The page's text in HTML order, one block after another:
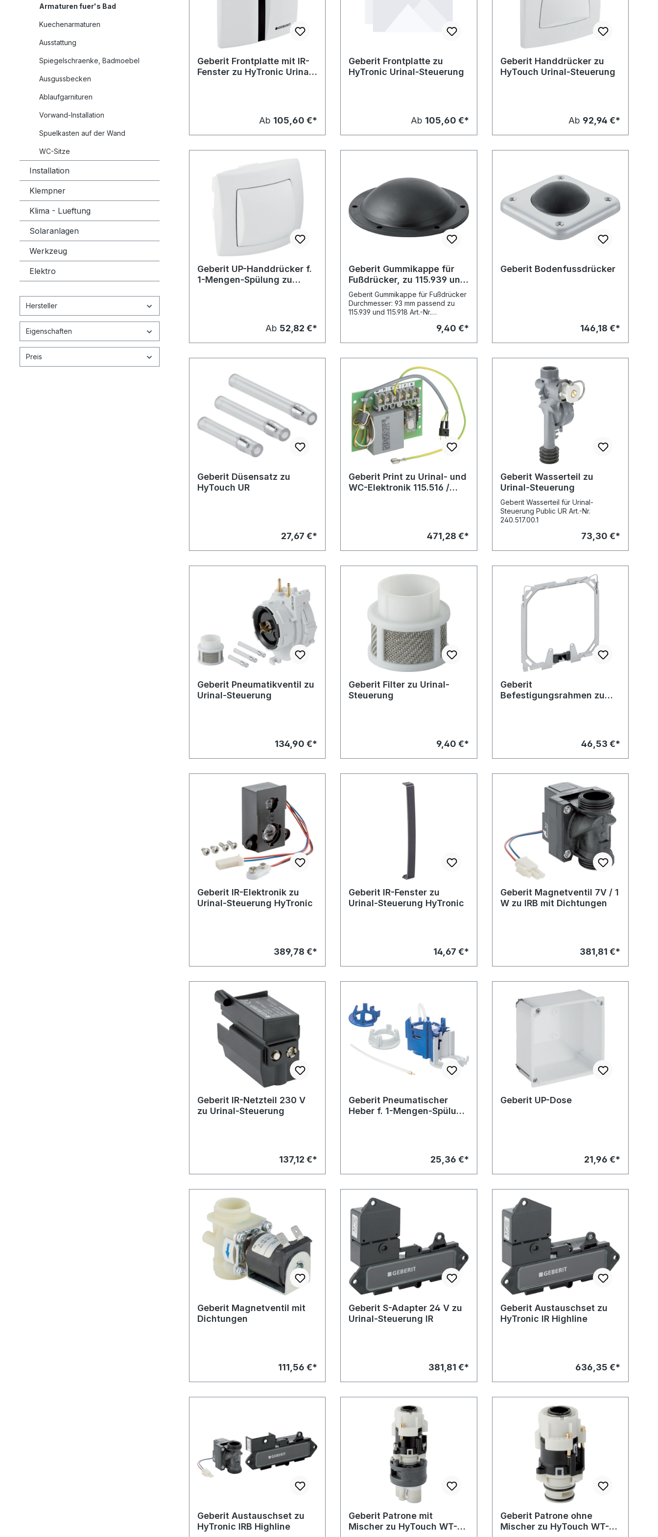
Armaturen fuer's Bad
Kuechenarmaturen
Ausstattung
Spiegelschraenke, Badmoebel
Ausgussbecken
Ablaufgarnituren
Vorwand-Installation
Spuelkasten auf der Wand
WC-Sitze
Installation
Klempner
Klima - Lueftung
Solaranlagen
Werkzeug
Elektro
Hersteller
Eigenschaften
Preis
Geberit Frontplatte mit IR-
Fenster zu HyTronic Urinal-
Ab 105,60 €*
Geberit Frontplatte zu
HyTronic Urinal-Steuerung
Ab 105,60 €*
Geberit Handdrücker zu
HyTouch Urinal-Steuerung
Ab 92,94 €*
Geberit UP-Handdrücker f.
1-Mengen-Spülung zu
Ab 52,82 €*
Geberit Gummikappe für
Fußdrücker, zu 115.939 und
115.918
Geberit Gummikappe für Fußdrücker
Durchmesser: 93 mm passend zu
115.939 und 115.918 Art.-Nr.
9,40 €*
Geberit Bodenfussdrücker
146,18 €*
Geberit Düsensatz zu
HyTouch UR
27,67 €*
Geberit Print zu Urinal- und
WC-Elektronik 115.516 /
471,28 €*
Geberit Wasserteil zu
Urinal-Steuerung
Geberit Wasserteil für Urinal-
Steuerung Public UR Art.-Nr.
240.517.00.1
73,30 €*
Geberit Pneumatikventil zu
Urinal-Steuerung
134,90 €*
Geberit Filter zu Urinal-
Steuerung
9,40 €*
Geberit
Befestigungsrahmen zu
46,53 €*
Geberit IR-Elektronik zu
Urinal-Steuerung HyTronic
389,78 €*
Geberit IR-Fenster zu
Urinal-Steuerung HyTronic
14,67 €*
Geberit Magnetventil 7V / 1
W zu IRB mit Dichtungen
381,81 €*
Geberit IR-Netzteil 230 V
zu Urinal-Steuerung
137,12 €*
Geberit Pneumatischer
Heber f. 1-Mengen-Spülung
25,36 €*
Geberit UP-Dose
21,96 €*
Geberit Magnetventil mit
Dichtungen
111,56 €*
Geberit S-Adapter 24 V zu
Urinal-Steuerung IR
381,81 €*
Geberit Austauschset zu
HyTronic IR Highline
636,35 €*
Geberit Austauschset zu
HyTronic IRB Highline
Geberit Patrone mit
Mischer zu HyTouch WT-
Geberit Patrone ohne
Mischer zu HyTouch WT-